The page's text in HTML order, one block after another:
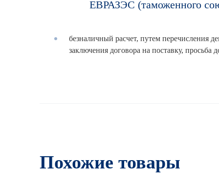
ЕВРАЗЭС (таможенного
безналичный расчет, путем перечисления
заключения договора на поставку,
Похожие товары